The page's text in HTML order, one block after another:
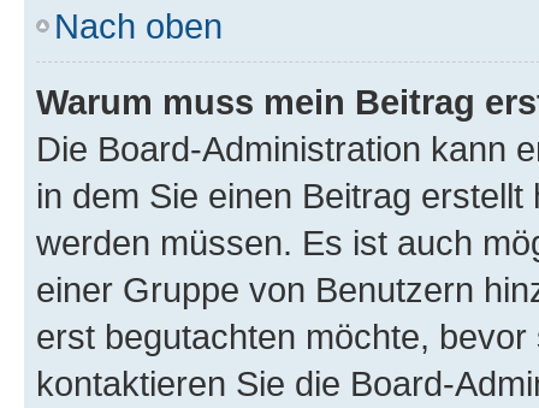
Nach oben
Warum muss mein Beitrag
Die Board-Administration kann
in dem Sie einen Beitrag
werden müssen. Es ist auch
einer Gruppe von Benutzern
erst begutachten möchte,
kontaktieren Sie die Board-